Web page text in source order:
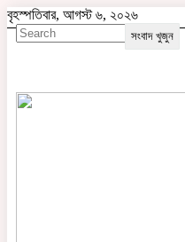
বৃহস্পতিবার, আগস্ট ৬, ২০২৬
সংবাদ খুজুন